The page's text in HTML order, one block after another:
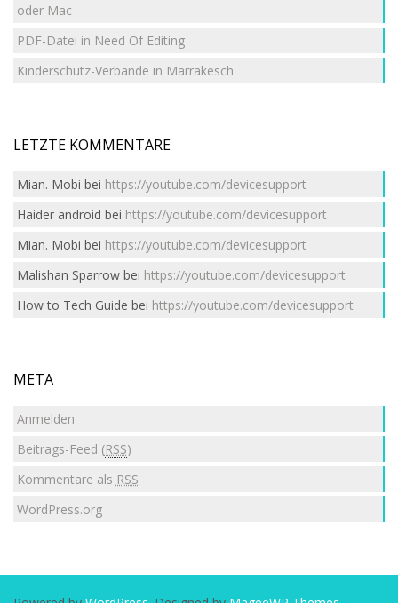
oder Mac
PDF-Datei in Need Of Editing
Kinderschutz-Verbände in Marrakesch
LETZTE KOMMENTARE
Mian. Mobi bei https://youtube.com/devicesupport
Haider android bei https://youtube.com/devicesupport
Mian. Mobi bei https://youtube.com/devicesupport
Malishan Sparrowbei https://youtube.com/devicesupport
How to Tech Guide bei https://youtube.com/devicesupport
META
Anmelden
Beitrags-Feed (RSS)
Kommentare als RSS
WordPress.org